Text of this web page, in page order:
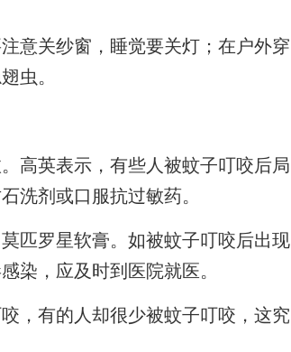
关纱窗，睡觉要关灯；在户外穿
虫。
英表示，有些人被蚊子叮咬后局
洗剂或口服抗过敏药。
罗星软膏。如被蚊子叮咬后出现
染，应及时到医院就医。
有的人却很少被蚊子叮咬，这究